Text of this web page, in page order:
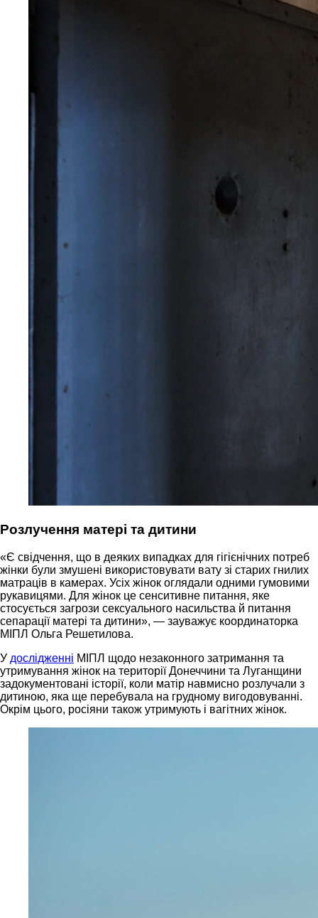
Розлучення матері та дитини
«Є свідчення, що в деяких випадках для гігієнічних потреб
жінки були змушені використовувати вату зі старих гнилих
матраців в камерах. Усіх жінок оглядали одними гумовими
рукавицями. Для жінок це сенситивне питання, яке
стосується загрози сексуального насильства й питання
сепарації матері та дитини», — зауважує координаторка
МІПЛ Ольга Решетилова.
У дослідженні МІПЛ щодо незаконного затримання та
утримування жінок на території Донеччини та Луганщини
задокументовані історії, коли матір навмисно розлучали з
дитиною, яка ще перебувала на грудному вигодовуванні.
Окрім цього, росіяни також утримують і вагітних жінок.